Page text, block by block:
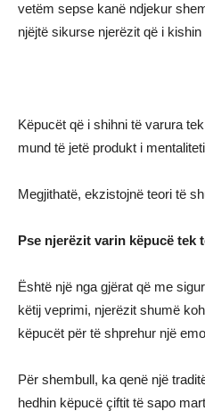
vetëm sepse kanë ndjekur
njëjtë sikurse njerëzit që i
Këpucët që i shihni të varura
mund të jetë produkt i
Megjithatë, ekzistojnë teori të
Pse njerëzit varin këpucë tek
Është një nga gjërat që me
këtij veprimi, njerëzit shumë
këpucët për të shprehur një
Për shembull, ka qenë një
hedhin këpucë çiftit të sapo